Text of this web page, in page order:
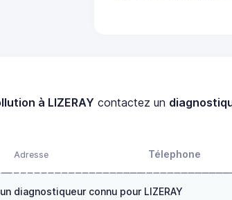
à LIZERAY contactez un
Adresse Télephone
diagnostiqueur connu pour LIZERAY